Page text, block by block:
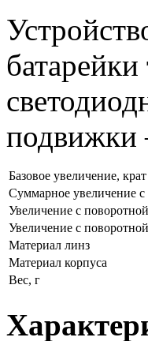
Базовое увеличение, крат
Суммарное увеличение
Увеличение с
Увеличение с
Материал линз
Материал корпуса
Вес, г